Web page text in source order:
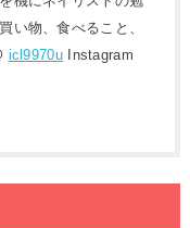
い物、食べること、
icl9970uInstagram